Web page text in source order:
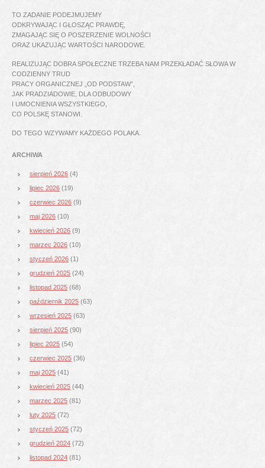
TO ZADANIE PODEJMUJEMY
ODKRYWAJĄC I GŁOSZĄC PRAWDĘ,
ZMAGAJĄC SIĘ O POSZERZENIE WOLNOŚCI
ORAZ UKAZUJĄC WARTOŚCI NARODOWE.
REALIZUJĄC DOBRA SPOŁECZNE TRZEBA NAM PRZEKŁADAĆ SŁOWA W
CODZIENNY TRUD
PRACY ORGANICZNEJ „OD PODSTAW”,
JAK PRADZIADOWIE, DLA ODBUDOWY
I UMOCNIENIA WSZYSTKIEGO,
CO POLSKĘ STANOWI.
DO TEGO WZYWAMY KAŻDEGO POLAKA.
ARCHIWA
sierpień 2026 (4)
lipiec 2026 (19)
czerwiec 2026 (9)
maj 2026 (10)
kwiecień 2026 (9)
marzec 2026 (10)
styczeń 2026 (1)
grudzień 2025 (24)
listopad 2025 (68)
październik 2025 (63)
wrzesień 2025 (63)
sierpień 2025 (90)
lipiec 2025 (54)
czerwiec 2025 (36)
maj 2025 (41)
kwiecień 2025 (44)
marzec 2025 (81)
luty 2025 (72)
styczeń 2025 (72)
grudzień 2024 (72)
listopad 2024 (81)